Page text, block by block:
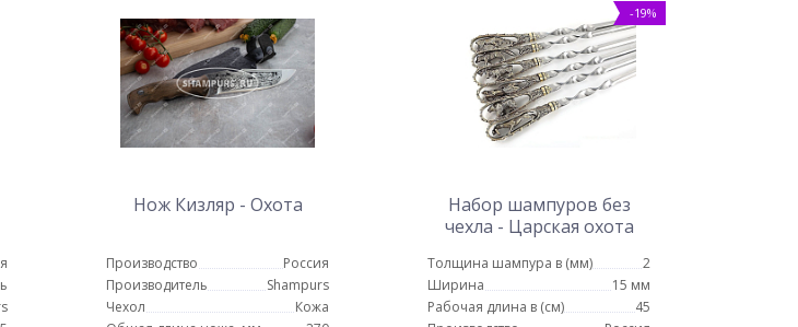
Нож Кизляр - Охота
Производство
Россия
Производитель
Shampurs
Чехол
Кожа
-19%
Набор шампуров без
чехла - Царская охота
Толщина шампура в (мм)
2
Ширина
15 мм
Рабочая длина в (см)
45